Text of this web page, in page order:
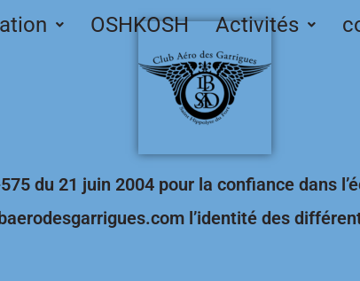
OSHKOSH Activités
du 21 juin 2004 pour la confiance dans
l’identité des